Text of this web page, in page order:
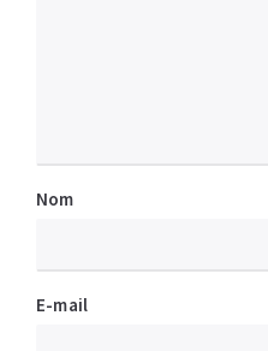
Nom
E-mail